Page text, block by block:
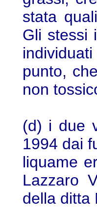
stata
Gli stessi
punto,
non
(d) i due
1994 dai
liquame
Lazzaro
della ditta